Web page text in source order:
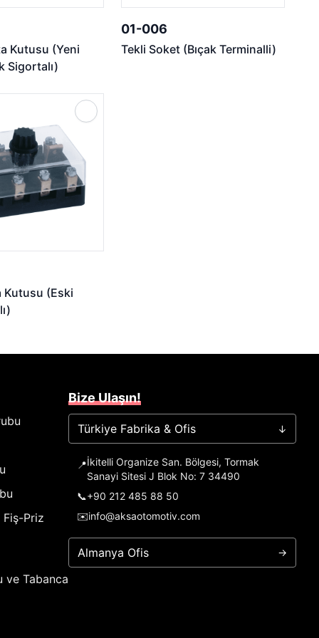
Kutusu (Yeni
Sigortalı)
01-006
Tekli Soket (Bıçak Terminalli)
Kutusu (Eski
Priz
ve Tabanca
Bize Ulaşın!
Türkiye Fabrika & Ofis →
📍İkitelli Organize San. Bölgesi, Tormak
Sanayi Sitesi J Blok No: 7 34490
📞+90 212 485 88 50
✉️info@aksaotomotiv.com
Almanya Ofis →